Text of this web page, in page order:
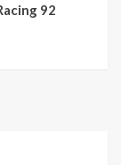
92